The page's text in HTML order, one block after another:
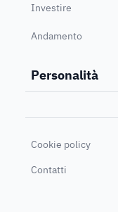
Investire
Andamento
Personalità
Cookie policy
Contatti